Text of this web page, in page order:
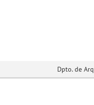
Dpto. de